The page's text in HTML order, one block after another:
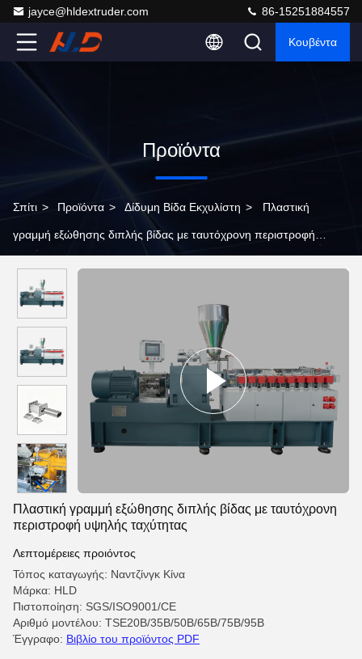
jayce@hldextruder.com 86-15251884557
Κουβέντα
Προϊόντα
Σπίτι > Προϊόντα > Δίδυμη Βίδα Εκχυλίστη > Πλαστική
γραμμή εξώθησης διπλής βίδας με ταυτόχρονη περιστροφή
Πλαστική γραμμή εξώθησης διπλής βίδας με ταυτόχρονη
περιστροφή υψηλής ταχύτητας
Λεπτομέρειες προιόντος
Τόπος καταγωγής: Ναντζίνγκ Κίνα
Μάρκα: HLD
Πιστοποίηση: SGS/ISO9001/CE
Αριθμό μοντέλου: TSE20B/35B/50B/65B/75B/95B
Έγγραφο: Βιβλίο του προϊόντος PDF